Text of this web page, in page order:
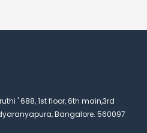
' 688, 1st floor, 6th main,3rd
Bangalore. 560097